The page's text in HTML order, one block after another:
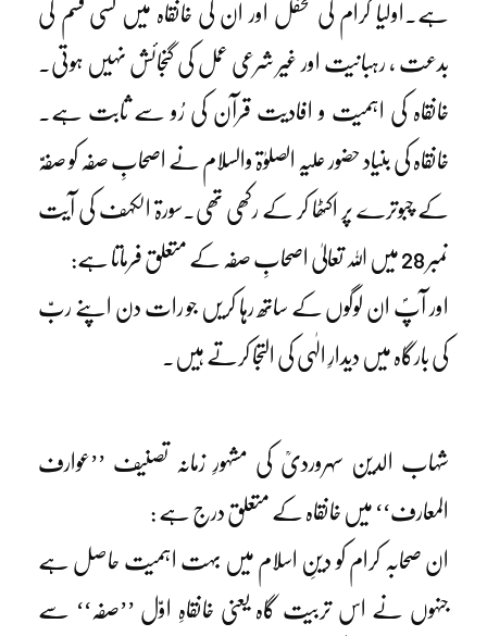
ہے۔اولیا کرام کی محفل اور ان کی خانقاہ میں کسی قسم کی
بدعت ، رہبانیت اور غیر شرعی عمل کی گنجائش نہیں ہوتی۔
خانقاہ کی اہمیت و افادیت قرآن کی رُو سے ثابت ہے۔
خانقاہ کی بنیاد حضور علیہ الصلوٰۃ والسلام نے اصحابِ صفہ کو صفہَّ
کے چبوترے پر اکٹھا کر کے رکھی تھی۔سورۃ الکہف کی آیت
نمبر 28 میں اللہ تعالیٰ اصحابِ صفہ کے متعلق فرماتا ہے:
اور آپؐ ان لوگوں کے ساتھ رہا کریں جو رات دن اپنے ربّ
کی بارگاہ میں دیدارِ الٰہی کی التجا کرتے ہیں۔
شہاب الدین سہروردیؒ کی مشہورِ زمانہ تصنیف ’’عوارف
المعارف‘‘ میں خانقاہ کے متعلق درج ہے :
ان صحابہ کرام کو دینِ اسلام میں بہت اہمیت حاصل ہے
جنہوں نے اس تربیت گاہ یعنی خانقاہِ اوّل ’’صفہ‘‘ سے